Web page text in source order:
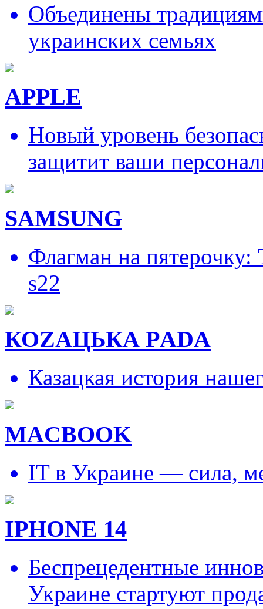
Объединены
украинских семьях
APPLE
Новый уровень
защитит ваши
SAMSUNG
Флагман на
s22
КОZAЦЬКА РADA
Казацкая история
MACBOOK
IT в Украине — сила,
IPHONE 14
Беспрецедентные
Украине стартуют